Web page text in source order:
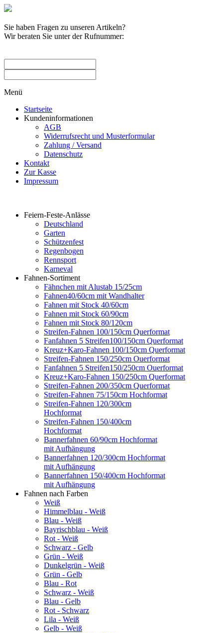
Sie haben Fragen zu unseren Artikeln?
Wir beraten Sie unter der Rufnummer:
Menü
Startseite
Kundeninformationen
AGB
Widerrufsrecht und Musterformular
Zahlung / Versand
Datenschutz
Kontakt
Zur Kasse
Impressum
Feiern-Feste-Anlässe
Deutschland
Garten
Schützenfest
Regenbogen
Rennsport
Karneval
Fahnen-Sortiment
Fähnchen mit Alustab 15/25cm
Fahnen40/60cm mit Wandhalter
Fahnen mit Stock 40/60cm
Fahnen mit Stock 60/90cm
Fahnen mit Stock 80/120cm
Streifen-Fahnen 100/150cm Querformat
Fanfahnen 5 Streifen100/150cm Querformat
Kreuz+Karo-Fahnen 100/150cm Querformat
Streifen-Fahnen 150/250cm Ouerformat
Fanfahnen 5 Streifen150/250cm Ouerformat
Kreuz+Karo-Fahnen 150/250cm Querformat
Streifen-Fahnen 200/350cm Querformat
Streifen-Fahnen 75/150cm Hochformat
Streifen-Fahnen 120/300cm
Hochformat
Streifen-Fahnen 150/400cm
Hochformat
Bannerfahnen 60/90cm Hochformat
mit Aufhängung
Bannerfahnen 120/300cm Hochformat
mit Aufhängung
Bannerfahnen 150/400cm Hochformat
mit Aufhängung
Fahnen nach Farben
Weiß
Himmelblau - Weiß
Blau - Weiß
Bayrischblau - Weiß
Rot - Weiß
Schwarz - Gelb
Grün - Weiß
Dunkelgrün - Weiß
Grün - Gelb
Blau - Rot
Schwarz - Weiß
Blau - Gelb
Rot - Schwarz
Lila - Weiß
Gelb - Weiß